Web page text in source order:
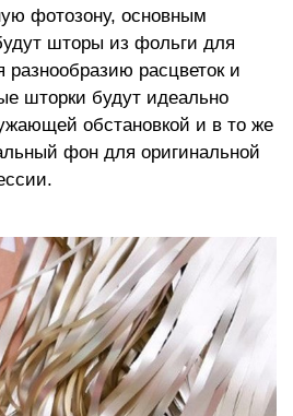
фотозону, основным
шторы из фольги для
расцветок и
шторки будут идеально
обстановкой и в то же
фон для оригинальной